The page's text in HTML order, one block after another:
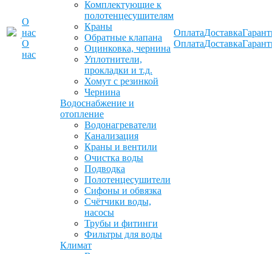
О
нас
О
нас
Комплектующие к
полотенцесушителям
Краны
Обратные клапана
Оцинковка, чернина
Уплотнители,
прокладки и т.д.
Хомут с резинкой
Чернина
Водоснабжение и
отопление
Водонагреватели
Канализация
Краны и вентили
Очистка воды
Подводка
Полотенцесушители
Сифоны и обвязка
Счётчики воды,
насосы
Трубы и фитинги
Фильтры для воды
Климат
Оплата
Оплата
Доставка
Доставка